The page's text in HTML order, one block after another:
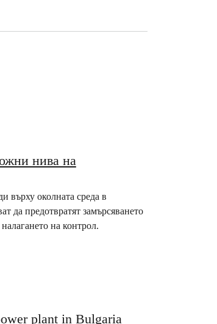
нива на
върху околната среда в
да предотвратят замърсяването
на контрол.
plant in Bulgaria